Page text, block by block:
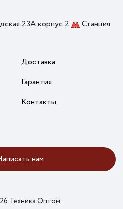
23А корпус 2
Станция
Доставка
Гарантия
Контакты
нам
Техника Оптом